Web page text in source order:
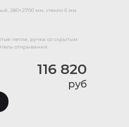
руб
116 820
280×2700 мм, стекло 6 мм.
петли, ручка со скрытым
открывания.